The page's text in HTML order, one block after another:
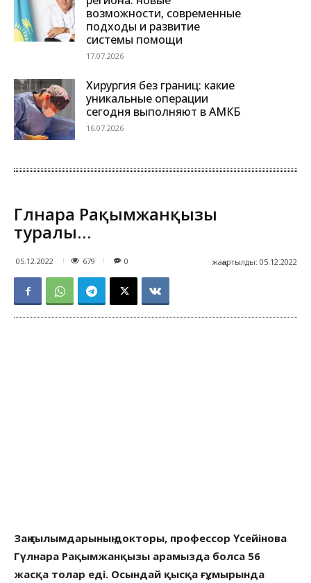
возможности, современные
подходы и развитие
системы помощи
17.07.2026
Хирургия без границ: какие
уникальные операции
сегодня выполняют в АМКБ
16.07.2026